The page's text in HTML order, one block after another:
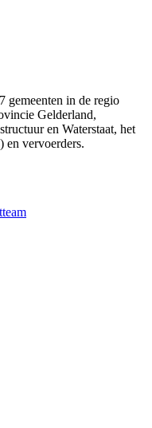
gemeenten in de regio
Gelderland,
en Waterstaat, het
vervoerders.